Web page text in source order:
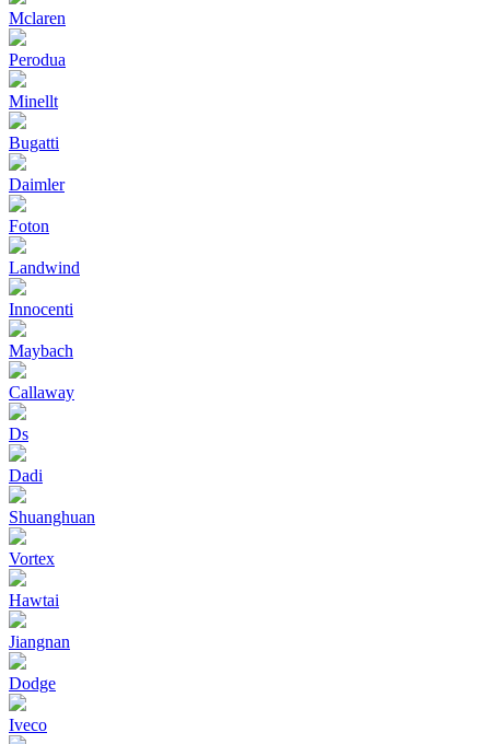
Mclaren
Perodua
Minellt
Bugatti
Daimler
Foton
Landwind
Innocenti
Maybach
Callaway
Ds
Dadi
Shuanghuan
Vortex
Hawtai
Jiangnan
Dodge
Iveco